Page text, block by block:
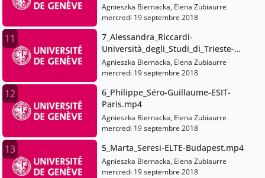
Agnieszka Biernacka, Elena Zubiaurre
mercredi 19 septembre 2018
11
7_Alessandra_Riccardi-
Università_degli_Studi_di_Trieste-
EN.mp4
Agnieszka Biernacka, Elena Zubiaurre
mercredi 19 septembre 2018
12
6_Philippe_Séro-Guillaume-ESIT-
Paris.mp4
Agnieszka Biernacka, Elena Zubiaurre
mercredi 19 septembre 2018
13 5_Marta_Seresi-ELTE-Budapest.mp4
Agnieszka Biernacka, Elena Zubiaurre
mercredi 19 septembre 2018